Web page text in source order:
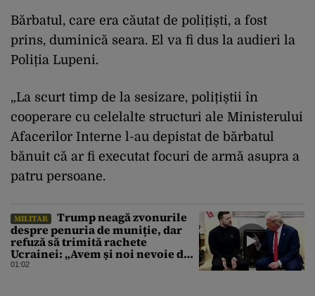
Bărbatul, care era căutat de polițiști, a fost
prins, duminică seara. El va fi dus la audieri la
Poliția Lupeni.
„La scurt timp de la sesizare, polițiștii în
cooperare cu celelalte structuri ale Ministerului
Afacerilor Interne l-au depistat de bărbatul
bănuit că ar fi executat focuri de armă asupra a
patru persoane.
MILITAR
Trump neagă zvonurile
despre penuria de muniție, dar
refuză să trimită rachete
Ucrainei: „Avem și noi nevoie de
rachete”
01:02